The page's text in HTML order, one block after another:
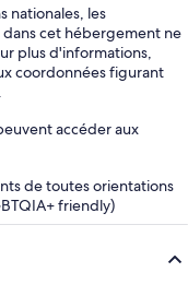
nationales, les
cet hébergement ne
plus d'informations,
coordonnées figurant
accéder aux
de toutes orientations
friendly)